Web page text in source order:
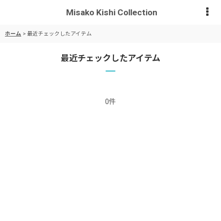
Misako Kishi Collection
ホーム > 最近チェックしたアイテム
最近チェックしたアイテム
0件